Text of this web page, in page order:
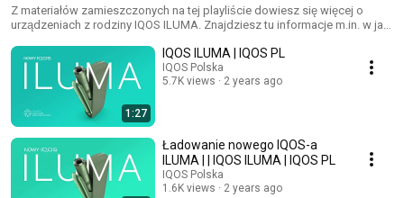
Z materiałów zamieszczonych na tej playliście dowiesz się więcej o
urządzeniach z rodziny IQOS ILUMA. Znajdziesz tu informacje m.in. w jaki
ILUMA ONE oraz IQOS ILUMA PRIME.
1:27
IQOS ILUMA | IQOS PL
IQOS Polska
5.7K views
2 years ago
Ładowanie nowego IQOS-a
ILUMA | | IQOS ILUMA | IQOS PL
IQOS Polska
1.6K views
2 years ago